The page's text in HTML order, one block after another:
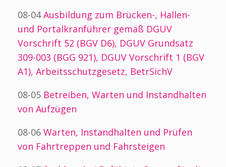
08-04Ausbildung zum Brücken-, Hallen-
und Portalkranführer gemäß DGUV
Vorschrift 52 (BGV D6), DGUV Grundsatz
309-003 (BGG 921), DGUV Vorschrift 1 (BGV
A1), Arbeitsschutzgesetz, BetrSichV
08-05 Betreiben, Warten und Instandhalten
von Aufzügen
08-06 Warten, Instandhalten und Prüfen
von Fahrtreppen und Fahrsteigen